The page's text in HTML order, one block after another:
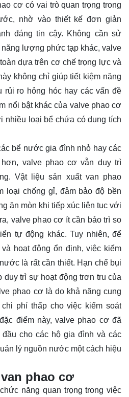
cơ có vai trò quan trọng trong
nhờ vào thiết kế đơn giản
đáng tin cậy. Không cần sử
lượng phức tạp khác, valve
dựa trên cơ chế trọng lực và
không chỉ giúp tiết kiệm năng
rủi ro hỏng hóc hay các vấn đề
nổi bật khác của valve phao cơ
nhiều loại bể chứa có dung tích
bể nước gia đình nhỏ hay các
valve phao cơ vẫn duy trì
Vật liệu sản xuất van phao
loại chống gỉ, đảm bảo độ bền
ăn mòn khi tiếp xúc liên tục với
valve phao cơ ít cần bảo trì so
tự động khác. Tuy nhiên, để
hoạt động ổn định, việc kiểm
là rất cần thiết. Hạn chế bụi
duy trì sự hoạt động trơn tru của
phao cơ là do khả năng cung
phí thấp cho việc kiểm soát
điểm này, valve phao cơ đã
cho các hộ gia đình và các
lý nguồn nước một cách hiệu
phao cơ
năng quan trọng trong việc